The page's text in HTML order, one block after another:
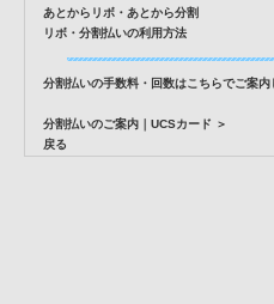
あとからリボ・あとから分割
リボ・分割払いの利用方法
分割払いの手数料・回数はこちらでご案内
分割払いのご案内｜UCSカード ＞
戻る